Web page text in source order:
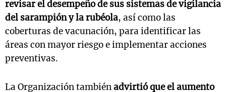
revisar el desempeño de sus sistemas de vigilancia
del sarampióny la rubéola, así como las
coberturas de vacunación, para identificar las
áreas con mayor riesgo e implementar acciones
preventivas.
La Organización tambiénadvirtió que el aumento